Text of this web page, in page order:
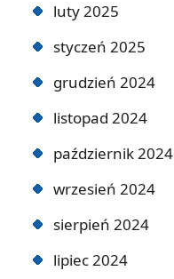
luty 2025
styczeń 2025
grudzień 2024
listopad 2024
październik 2024
wrzesień 2024
sierpień 2024
lipiec 2024